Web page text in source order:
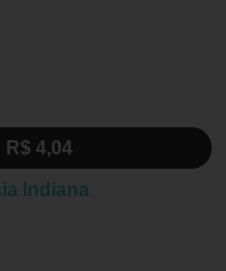
R$ 4,04
Indiana